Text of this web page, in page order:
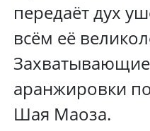
передаёт дух
всём её
аранжировки
Шая Маоза.